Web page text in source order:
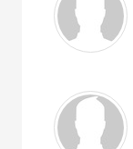
Escritor
Escritora
Prologuista
Traductor